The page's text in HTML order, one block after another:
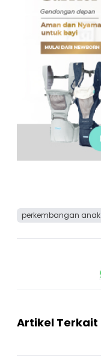
perkembangan anak
Artikel Terkait